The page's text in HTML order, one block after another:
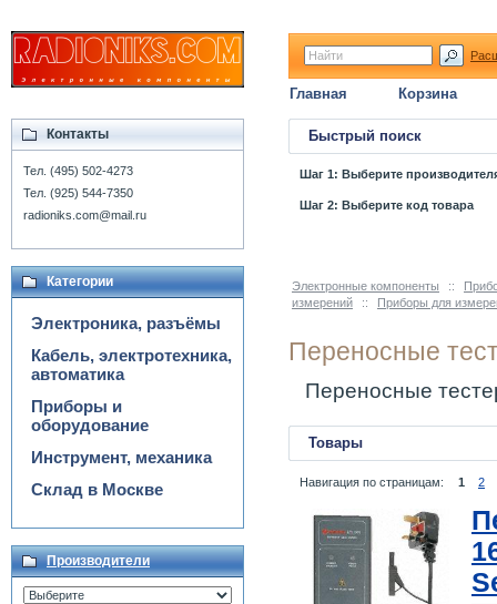
Быстрый поиск
Шаг 1: Выберите
Шаг 2: Выберите код товара
Электронные компоненты ::
измерений
:: Приборы для
Переносные
Переносные
Товары
Навигация по страницам: 1 2
Контакты
Тел. (495) 502-4273
Тел. (925) 544-7350
radioniks.com@mail.ru
Категории
Электроника, разъёмы
Кабель, электротехника,
автоматика
Приборы и
оборудование
Инструмент, механика
Склад в Москве
Производители
Главная Корзина